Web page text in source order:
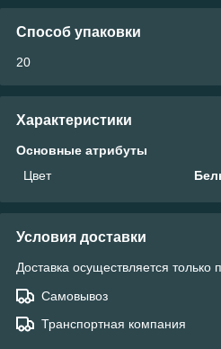
Способ упаковки
20
Характеристики
Основные атрибуты
Цвет
Условия доставки
Доставка осуществляется только
Самовывоз
Транспортная компания